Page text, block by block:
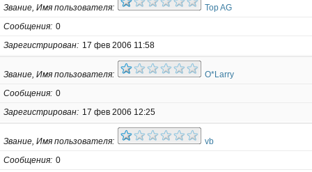
Звание, Имя пользователя
Top AG
Сообщения 0
Зарегистрирован
17 фев 2006 11:58
Звание, Имя пользователя
O*Larry
Сообщения 0
Зарегистрирован
17 фев 2006 12:25
Звание, Имя пользователя
vb
Сообщения 0